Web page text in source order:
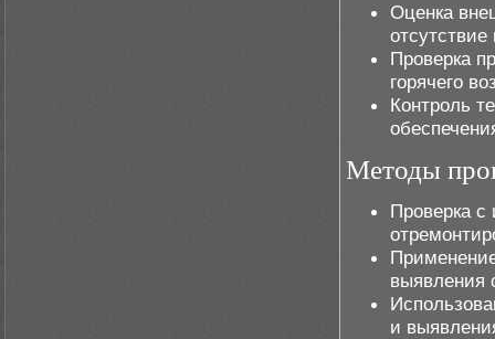
Оценка
Проверка
горячего
Контроль
Методы
Проверка с
выявления
и